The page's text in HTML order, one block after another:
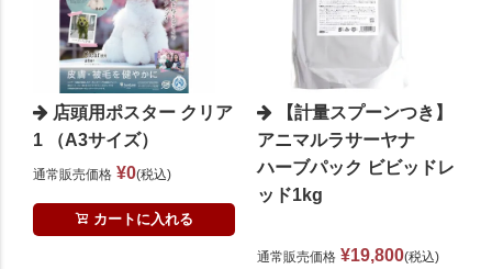
店頭用ポスター クリア
1 （A3サイズ）
通常販売価格 ¥0 税込
カートに入れる
【計量スプーンつき】
アニマルラサーヤナ
ハーブパック ビビッドレ
ッド1kg
通常販売価格 ¥19,800 税込